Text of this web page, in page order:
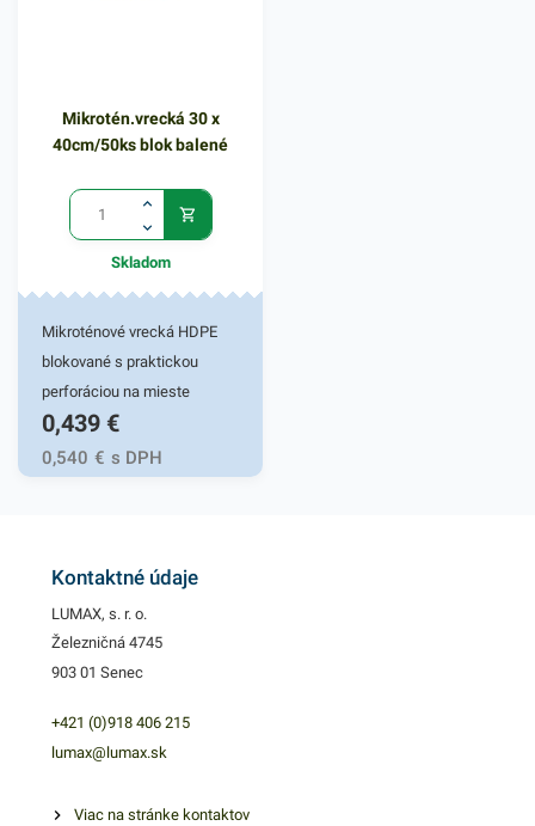
Mikrotén.vrecká 30 x
40cm/50ks blok balené
Skladom
Mikroténové vrecká HDPE
blokované s praktickou
perforáciou na mieste
odtrhnutia. Používajú sa na
uchovanie a uskladnenie
potravín, ovocia a zeleniny,
využitie nájdu aj v bežných
Miktroténové vrecká v
0,439 €
0,540 € s DPH
Kontaktné údaje
LUMAX, s. r. o.
Železničná 4745
903 01 Senec
+421 (0)918 406 215
lumax@lumax.sk
Viac na stránke kontaktov